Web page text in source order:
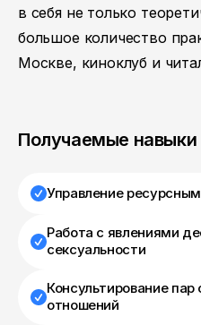
в себя не только
большое количество
Москве, киноклуб и
Получаемые навыки
Управление
Работа c явлениями
сексуальности
Консультирование
отношений